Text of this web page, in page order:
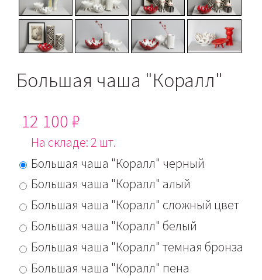
Большая чаша "Коралл"
12 100 ₽
На складе: 2 шт.
Большая чаша "Коралл" черный
Большая чаша "Коралл" алый
Большая чаша "Коралл" сложный цвет
Большая чаша "Коралл" белый
Большая чаша "Коралл" темная бронза
Большая чаша "Коралл" пена